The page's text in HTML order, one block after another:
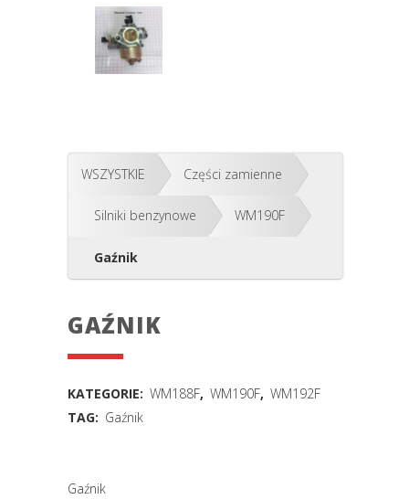
WSZYSTKIE Części zamienne
Silniki benzynowe WM190F
Gaźnik
GAŹNIK
KATEGORIE: WM188F, WM190F, WM192F
TAG: Gaźnik
Gaźnik